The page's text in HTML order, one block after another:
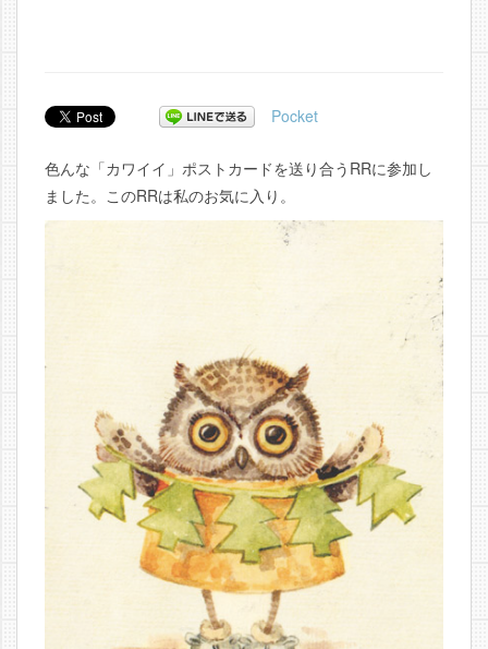
Pocket
色んな「カワイイ」ポストカードを送り合うRRに参加し
ました。このRRは私のお気に入り。